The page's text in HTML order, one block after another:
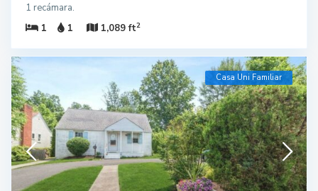
1 recámara.
1
1 1,089 ft2
Casa Uni Familiar